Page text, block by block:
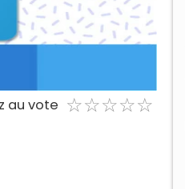
au vote ☆☆☆☆☆
★★★★★